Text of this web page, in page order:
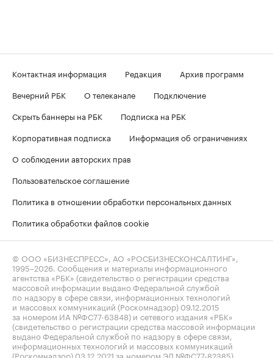
Контактная информация Редакция
Архив программ
Вечерний РБК
О телеканале
Подключение
Скрыть баннеры на РБК
Подписка на РБК
Корпоративная подписка
Информация об ограничениях
О соблюдении авторских прав
Пользовательское соглашение
Политика в отношении обработки персональных данных
Политика обработки файлов cookie
© ООО «БИЗНЕСПРЕСС», АО «РОСБИЗНЕСКОНСАЛТИНГ»,
1995–2026 . Сообщения и материалы информационного
агентства «РБК» (свидетельство о регистрации средства
массовой информации выдано Федеральной службой
по надзору в сфере связи, информационных технологий
и массовых коммуникаций (Роскомнадзор) 09.12.2015
за номером ИА №ФС77-63848) и сетевого издания «РБК»
(свидетельство о регистрации средства массовой информации
выдано Федеральной службой по надзору в сфере связи,
информационных технологий и массовых коммуникаций
(Роскомнадзор) 03.12.2021 за номером ЭЛ №ФС77-82385)